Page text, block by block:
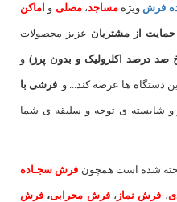
فرش ویژهمساجد،مصلی و اماکن
حمایت از مشتریان عزیز محصولات
صد درصد اکلرولیک و بدون پرز) و
دستگاه ها عرضه کند... و فرشی با
و شایسته ی توجه و سلیقه ی شما
شده است همچون فرش سجـاده
، فرش نماز ،فرش محرابی، فرش